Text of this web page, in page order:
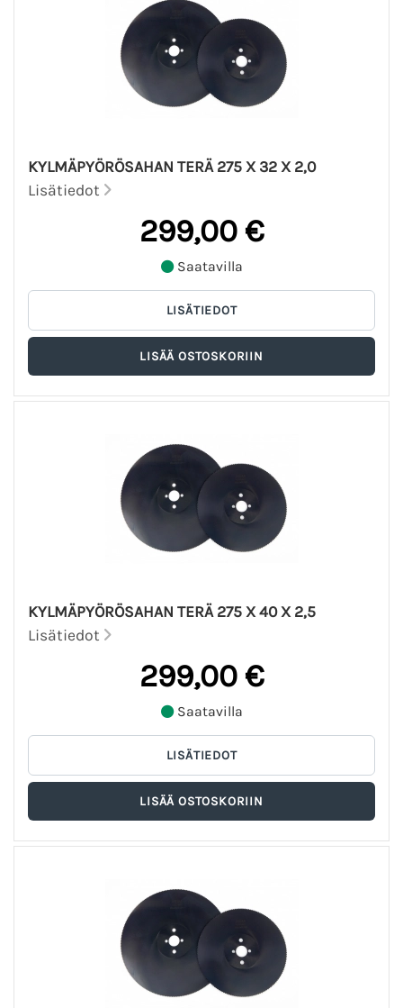
KYLMÄPYÖRÖSAHAN TERÄ 275 X 32 X 2,0
Lisätiedot
299,00 €
Saatavilla
KYLMÄPYÖRÖSAHAN TERÄ 275 X 40 X 2,5
Lisätiedot
299,00 €
Saatavilla